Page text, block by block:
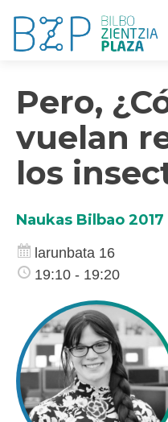
Pero,
vuelan
los
Naukas Bilbao 2017
larunbata 16
19:10 - 19:20